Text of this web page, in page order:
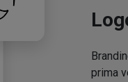
prima